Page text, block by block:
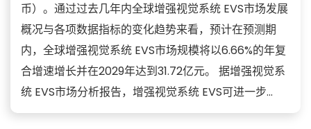
币）。通过过去几年内全球增强视觉系统 EVS市场发展
概况与各项数据指标的变化趋势来看，预计在预测期
内，全球增强视觉系统 EVS市场规模将以6.66%的年复
合增速增长并在2029年达到31.72亿元。 据增强视觉系
统 EVS市场分析报告，增强视觉系统 EVS可进一步...